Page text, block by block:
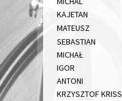
KAJETAN
MATEUSZ
SEBASTIAN
MICHAŁ
IGOR
ANTONI
KRZYSZTOF KRISS